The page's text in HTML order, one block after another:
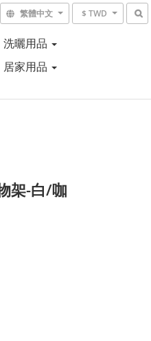
繁體中文 $ TWD
洗曬用品
居家用品
架-白/咖